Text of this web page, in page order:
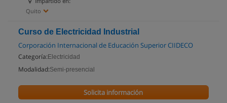
Quito
Curso de Electricidad Industrial
Corporación Internacional de Educación Superior CIIDECO
Categoría: Electricidad
Modalidad:Semi-presencial
Solicita información